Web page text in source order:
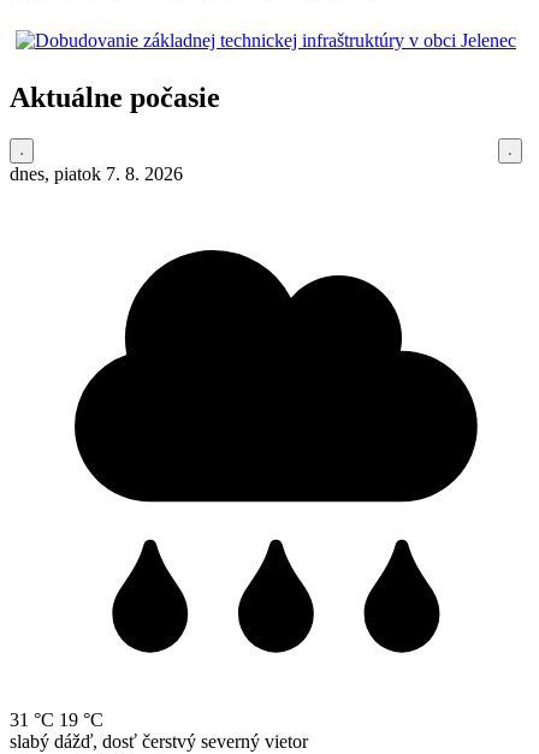
Aktuálne počasie
dnes, piatok 7. 8. 2026
31 °C 19 °C
slabý dážď, dosť čerstvý severný vietor